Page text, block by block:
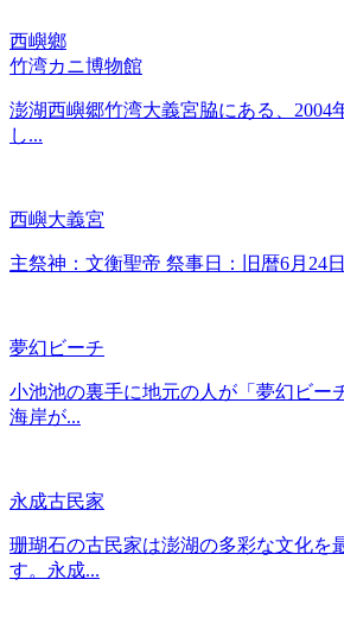
西嶼鄉
竹湾カニ博物館
澎湖西嶼郷竹湾大義宮脇にある、2004
し...
西嶼大義宮
主祭神：文衡聖帝 祭事日：旧暦6月24
夢幻ビーチ
小池池の裏手に地元の人が「夢幻ビー
海岸が...
永成古民家
珊瑚石の古民家は澎湖の多彩な文化を
す。永成...